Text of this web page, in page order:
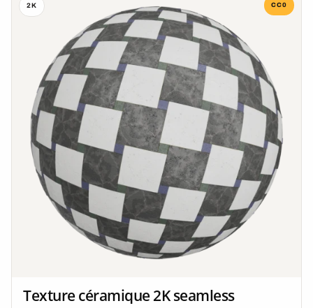
2K CC0
Texture céramique 2K seamless